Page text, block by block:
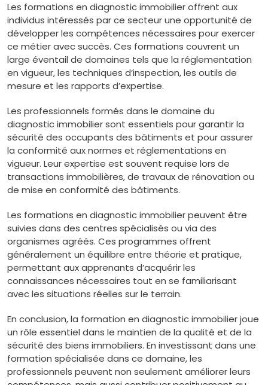
Les formations en diagnostic immobilier offrent aux
individus intéressés par ce secteur une opportunité de
développer les compétences nécessaires pour exercer
ce métier avec succès. Ces formations couvrent un
large éventail de domaines tels que la réglementation
en vigueur, les techniques d’inspection, les outils de
mesure et les rapports d’expertise.
Les professionnels formés dans le domaine du
diagnostic immobilier sont essentiels pour garantir la
sécurité des occupants des bâtiments et pour assurer
la conformité aux normes et réglementations en
vigueur. Leur expertise est souvent requise lors de
transactions immobilières, de travaux de rénovation ou
de mise en conformité des bâtiments.
Les formations en diagnostic immobilier peuvent être
suivies dans des centres spécialisés ou via des
organismes agréés. Ces programmes offrent
généralement un équilibre entre théorie et pratique,
permettant aux apprenants d’acquérir les
connaissances nécessaires tout en se familiarisant
avec les situations réelles sur le terrain.
En conclusion, la formation en diagnostic immobilier joue
un rôle essentiel dans le maintien de la qualité et de la
sécurité des biens immobiliers. En investissant dans une
formation spécialisée dans ce domaine, les
professionnels peuvent non seulement améliorer leurs